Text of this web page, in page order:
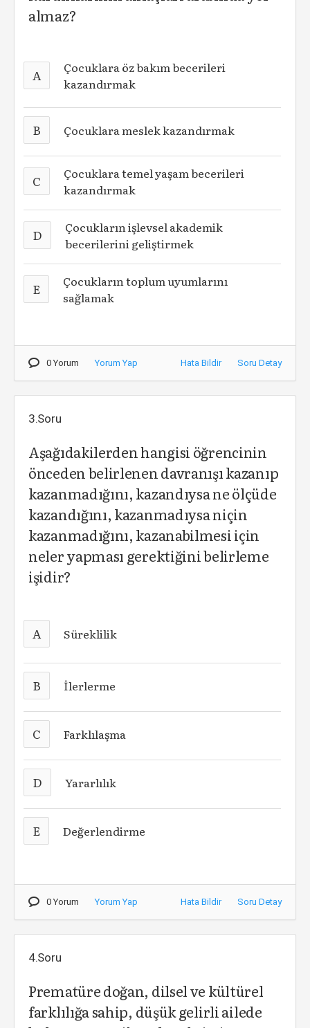
almaz?
A
Çocuklara öz bakım becerileri
kazandırmak
B Çocuklara meslek kazandırmak
C
Çocuklara temel yaşam becerileri
kazandırmak
D
Çocukların işlevsel akademik
becerilerini geliştirmek
E
Çocukların toplum uyumlarını
sağlamak
0 Yorum Yorum Yap Hata Bildir Soru Detay
3.Soru
Aşağıdakilerden hangisi öğrencinin
önceden belirlenen davranışı kazanıp
kazanmadığını, kazandıysa ne ölçüde
kazandığını, kazanmadıysa niçin
kazanmadığını, kazanabilmesi için
neler yapması gerektiğini belirleme
işidir?
A Süreklilik
B İlerlerme
C Farklılaşma
D Yararlılık
E Değerlendirme
0 Yorum Yorum Yap Hata Bildir Soru Detay
4.Soru
Prematüre doğan, dilsel ve kültürel
farklılığa sahip, düşük gelirli ailede